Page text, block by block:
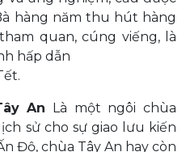
hàng năm thu hút hàng
quan, cúng viếng, là
hấp dẫn
An Là một ngôi chùa
sử cho sự giao lưu kiến
Độ, chùa Tây An hay còn